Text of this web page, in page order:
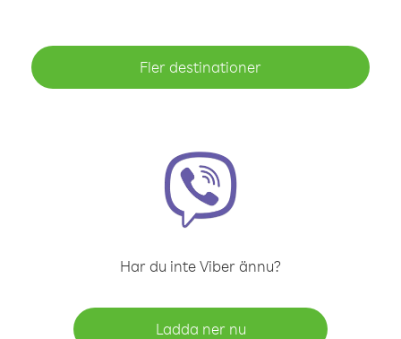
Fler destinationer
Har du inte Viber ännu?
Ladda ner nu